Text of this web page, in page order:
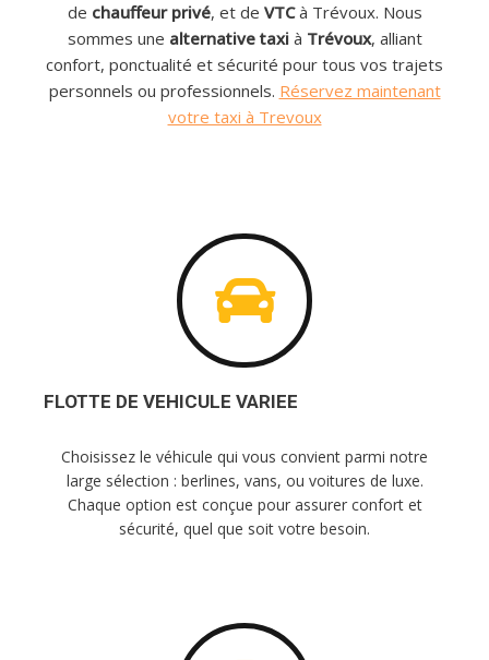
de chauffeur privé, et de VTCà Trévoux. Nous
sommes une alternative taxi à Trévoux, alliant
confort, ponctualité et sécurité pour tous vos trajets
personnels ou professionnels. Réservez maintenant
votre taxi à Trevoux
FLOTTE DE VEHICULE VARIEE
Choisissez le véhicule qui vous convient parmi notre
large sélection : berlines, vans, ou voitures de luxe.
Chaque option est conçue pour assurer confort et
sécurité, quel que soit votre besoin.